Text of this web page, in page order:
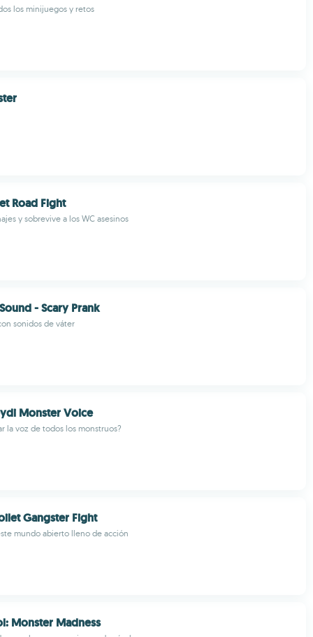
los minijuegos y retos
Road Fight
y sobrevive a los WC asesinos
- Scary Prank
sonidos de váter
Monster Voice
la voz de todos los monstruos?
Gangster Fight
mundo abierto lleno de acción
Monster Madness